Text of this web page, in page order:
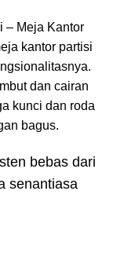
– Meja Kantor
kantor partisi
dan cairan
kunci dan roda
bagus.
bebas dari
senantiasa